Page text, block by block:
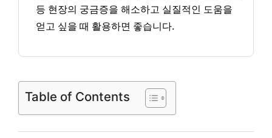
등 현장의 궁금증을 해소하고 실질적인 도움을
얻고 싶을 때 활용하면 좋습니다.
Table of Contents